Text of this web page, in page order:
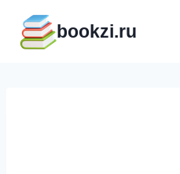
содержимому
bookzi.ru